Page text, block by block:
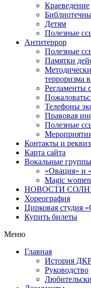
Краеведение
Детям
Полезные
Антитеррор
Полезные
Памятки
терроризма
Регламенты
Телефоны
Правовая
Полезные
Контакты и
Карта сайта
Вокальные группы
«Овация» и
Magic women
НОВОСТИ
Хореография
Цирковая
Купить билеты
Меню
Главная
История
Руководство